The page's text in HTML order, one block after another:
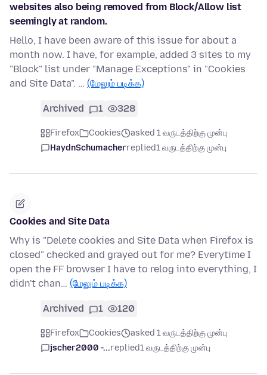
websites also being removed from Block/Allow list
seemingly at random.
Hello, I have been aware of this issue for about a
month now. I have, for example, added 3 sites to my
"Block" list under "Manage Exceptions" in "Cookies
and Site Data". … (மேலும் படிக்க)
Archived 1 328
Firefox Cookies
asked 1 வருடத்திற்கு முன்பு
HaydnSchumacherreplied1 வருடத்திற்கு முன்பு
Cookies and Site Data
Why is "Delete cookies and Site Data when Firefox is
closed" checked and grayed out for me? Everytime I
open the FF browser I have to relog into everything, I
didn't chan… (மேலும் படிக்க)
Archived 1 120
Firefox Cookies
asked 1 வருடத்திற்கு முன்பு
jscher2000 -...replied1 வருடத்திற்கு முன்பு